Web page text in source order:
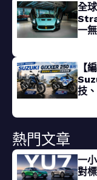
全
一
【
技
熱門文章
一
對